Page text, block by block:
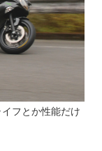
フとか性能だけ